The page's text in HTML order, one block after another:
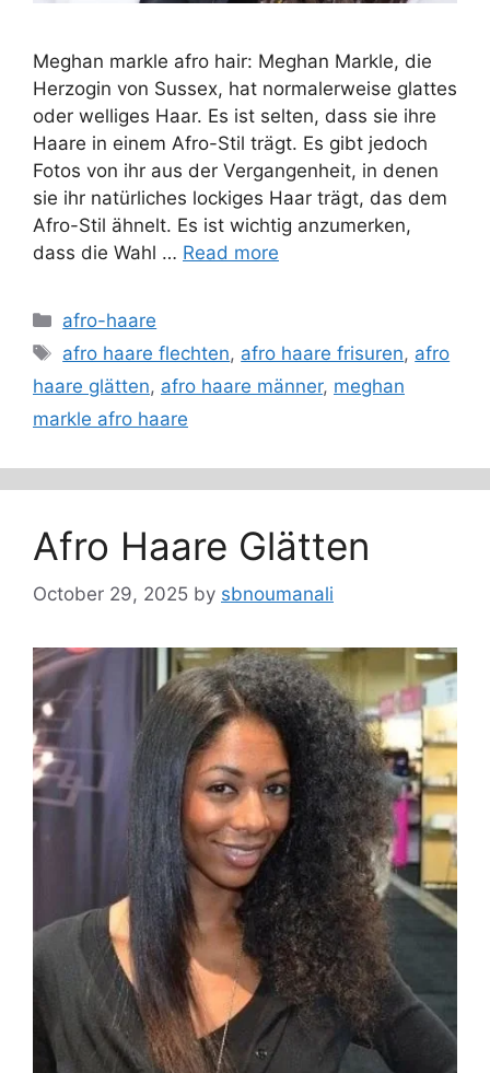
Meghan markle afro hair: Meghan Markle, die
Herzogin von Sussex, hat normalerweise glattes
oder welliges Haar. Es ist selten, dass sie ihre
Haare in einem Afro-Stil trägt. Es gibt jedoch
Fotos von ihr aus der Vergangenheit, in denen
sie ihr natürliches lockiges Haar trägt, das dem
Afro-Stil ähnelt. Es ist wichtig anzumerken,
dass die Wahl … Read more
Categories
afro-haare
Tags
afro haare flechten, afro haare frisuren, afro
haare glätten, afro haare männer, meghan
markle afro haare
Afro Haare Glätten
October 29, 2025 by sbnoumanali